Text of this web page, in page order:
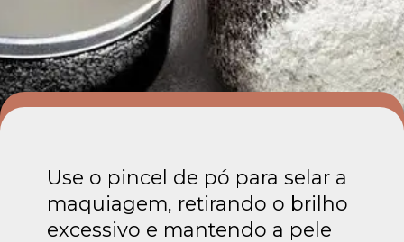
Use o pincel de pó para selar a
maquiagem, retirando o brilho
excessivo e mantendo a pele